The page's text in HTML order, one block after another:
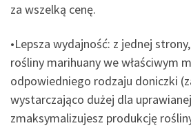
za wszelką cenę.
•Lepsza wydajność: z jednej
rośliny marihuany we właściwym
odpowiedniego rodzaju doniczki
wystarczająco dużej dla
zmaksymalizujesz produkcję